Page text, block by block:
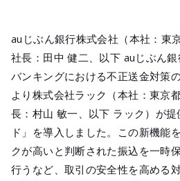
auじぶん銀行株式会社（本社：東
社長：田中 健二、以下 auじぶん
バンキングにおける不正送金対策
より株式会社ラック（本社：東京
長：村山 敏一、以下 ラック）が
ド」を導入しました。この新機能
クが高いと判断された振込を一時
行うなど、取引の安全性を高める